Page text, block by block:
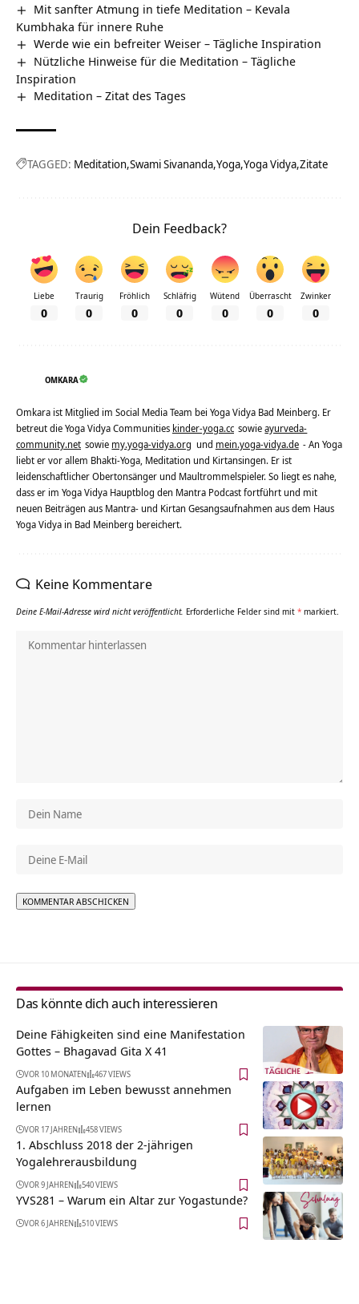
Mit sanfter Atmung in tiefe Meditation – Kevala
Kumbhaka für innere Ruhe
Werde wie ein befreiter Weiser – Tägliche Inspiration
Nützliche Hinweise für die Meditation – Tägliche
Inspiration
Meditation – Zitat des Tages
TAGGED: Meditation Swami Sivananda Yoga Yoga Vidya Zitate
Dein Feedback?
Liebe
0
Traurig
0
Fröhlich
0
Schläfrig
0
Wütend
0
Überrascht
0
Zwinker
0
OMKARA
Omkara ist Mitglied im Social Media Team bei Yoga Vidya Bad Meinberg. Er
betreut die Yoga Vidya Communities kinder-yoga.cc sowieayurveda-
community.net sowie my.yoga-vidya.org und mein.yoga-vidya.de - An Yoga
liebt er vor allem Bhakti-Yoga, Meditation und Kirtansingen. Er ist
leidenschaftlicher Obertonsänger und Maultrommelspieler. So liegt es nahe,
dass er im Yoga Vidya Hauptblog den Mantra Podcast fortführt und mit
neuen Beiträgen aus Mantra- und Kirtan Gesangsaufnahmen aus dem Haus
Yoga Vidya in Bad Meinberg bereichert.
Keine Kommentare
Deine E-Mail-Adresse wird nicht veröffentlicht. Erforderliche Felder sind mit * markiert.
Das könnte dich auch interessieren
Deine Fähigkeiten sind eine Manifestation
Gottes – Bhagavad Gita X 41
VOR 10 MONATEN 467 VIEWS
Aufgaben im Leben bewusst annehmen
lernen
VOR 17 JAHREN 458 VIEWS
1. Abschluss 2018 der 2-jährigen
Yogalehrerausbildung
VOR 9 JAHREN 540 VIEWS
YVS281 – Warum ein Altar zur Yogastunde?
VOR 6 JAHREN 510 VIEWS